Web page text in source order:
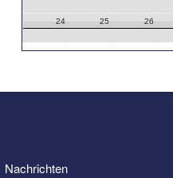
24 25 26
Nachrichten